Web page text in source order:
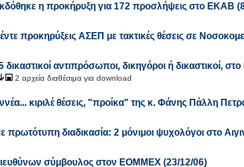
η προκήρυξη για 172 προσλήψεις στο ΕΚΑΒ
προκηρύξεις ΑΣΕΠ με τακτικές θέσεις σε
δικαστικοί αντιπρόσωποι, δικηγόροι ή δικαστικοί,
2 αρχεία διαθέσιμα για download
κιριλέ θέσεις, "προίκα" της κ. Φάνης Πάλλη
πρωτότυπη διαδικασία: 2 μόνιμοι ψυχολόγοι στο
σύμβουλος στον ΕΟΜΜΕΧ (23/12/06)